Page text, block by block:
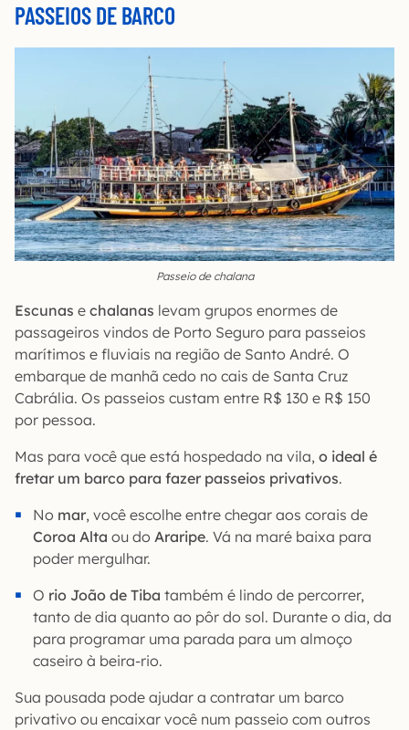
PASSEIOS DE BARCO
Passeio de chalana
Escunas e chalanas levam grupos enormes de
passageiros vindos de Porto Seguro para passeios
marítimos e fluviais na região de Santo André. O
embarque de manhã cedo no cais de Santa Cruz
Cabrália. Os passeios custam entre R$ 130 e R$ 150
por pessoa.
Mas para você que está hospedado na vila, o ideal é
fretar um barco para fazer passeios privativos.
No mar, você escolhe entre chegar aos corais de
Coroa Alta ou do Araripe. Vá na maré baixa para
poder mergulhar.
O rio João de Tiba também é lindo de percorrer,
tanto de dia quanto ao pôr do sol. Durante o dia, da
para programar uma parada para um almoço
caseiro à beira-rio.
Sua pousada pode ajudar a contratar um barco
privativo ou encaixar você num passeio com outros